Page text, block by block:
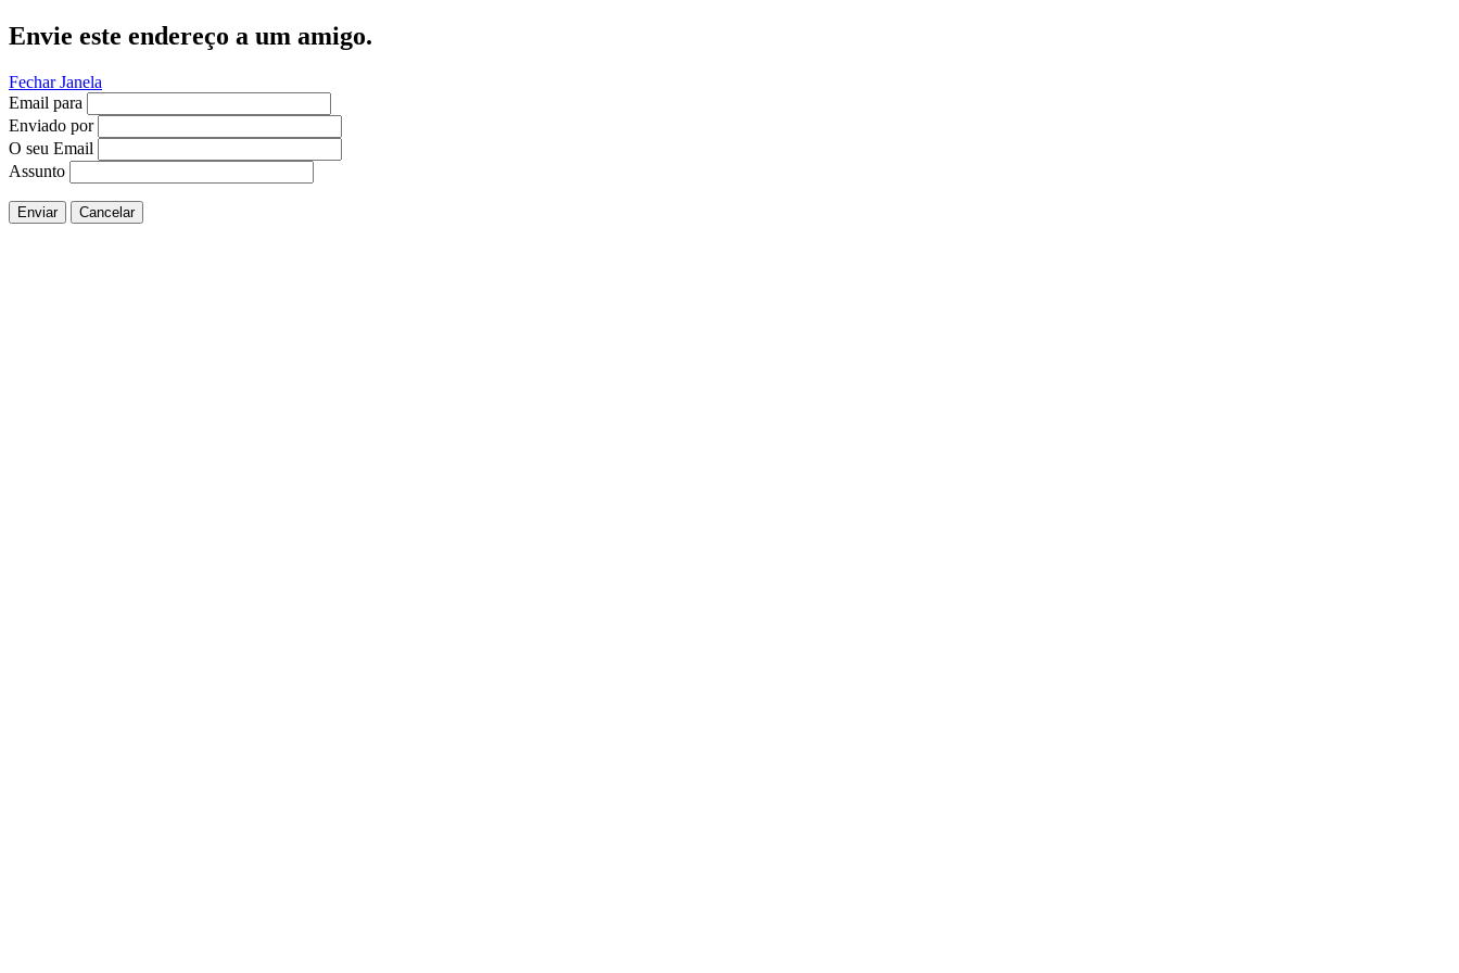
Envie este endereço a um amigo.
Fechar Janela
Email para
Enviado por
O seu Email
Assunto
Enviar Cancelar